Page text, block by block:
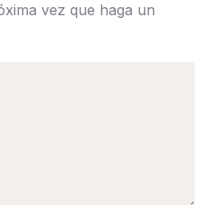
vez que haga un